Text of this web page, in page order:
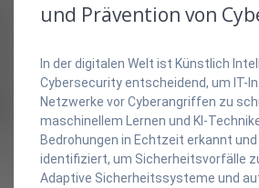
und Prävention von
In der digitalen Welt ist Künstlich
Cybersecurity entscheidend, um IT-
Netzwerke vor Cyberangriffen zu
maschinellem Lernen und KI-
Bedrohungen in Echtzeit erkannt
identifiziert, um Sicherheitsvorfälle
Adaptive Sicherheitssysteme und